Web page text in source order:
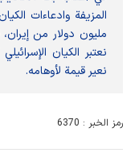
مليون دولار من
نعتبر الكيان
نعير قيمة لأوهامه.
رمز الخبر : 6370